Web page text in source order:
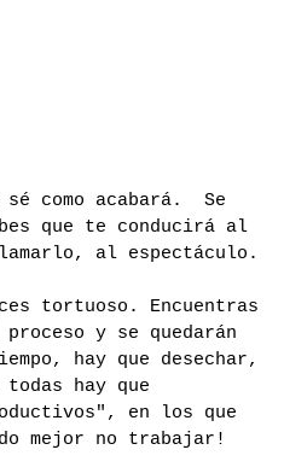
sé como acabará.  Se
que te conducirá al
al espectáculo.
tortuoso. Encuentras
y se quedarán
hay que desechar,
hay que
en los que
mejor no trabajar!